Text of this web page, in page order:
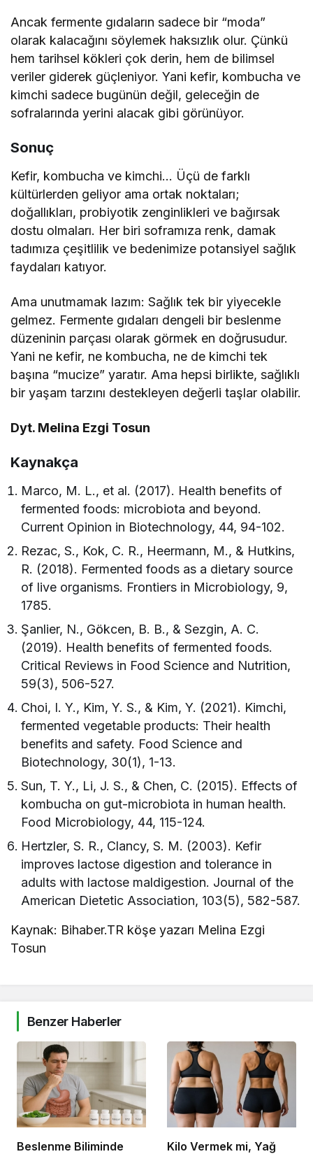
Ancak fermente gıdaların sadece bir “moda”
olarak kalacağını söylemek haksızlık olur. Çünkü
hem tarihsel kökleri çok derin, hem de bilimsel
veriler giderek güçleniyor. Yani kefir, kombucha ve
kimchi sadece bugünün değil, geleceğin de
sofralarında yerini alacak gibi görünüyor.
Sonuç
Kefir, kombucha ve kimchi… Üçü de farklı
kültürlerden geliyor ama ortak noktaları;
doğallıkları, probiyotik zenginlikleri ve bağırsak
dostu olmaları. Her biri soframıza renk, damak
tadımıza çeşitlilik ve bedenimize potansiyel sağlık
faydaları katıyor.
Ama unutmamak lazım: Sağlık tek bir yiyecekle
gelmez. Fermente gıdaları dengeli bir beslenme
düzeninin parçası olarak görmek en doğrusudur.
Yani ne kefir, ne kombucha, ne de kimchi tek
başına “mucize” yaratır. Ama hepsi birlikte, sağlıklı
bir yaşam tarzını destekleyen değerli taşlar olabilir.
Dyt. Melina Ezgi Tosun
Kaynakça
Marco, M. L., et al. (2017). Health benefits of
fermented foods: microbiota and beyond.
Current Opinion in Biotechnology, 44, 94-102.
Rezac, S., Kok, C. R., Heermann, M., & Hutkins,
R. (2018). Fermented foods as a dietary source
of live organisms. Frontiers in Microbiology, 9,
1785.
Şanlier, N., Gökcen, B. B., & Sezgin, A. C.
(2019). Health benefits of fermented foods.
Critical Reviews in Food Science and Nutrition,
59(3), 506-527.
Choi, I. Y., Kim, Y. S., & Kim, Y. (2021). Kimchi,
fermented vegetable products: Their health
benefits and safety. Food Science and
Biotechnology, 30(1), 1-13.
Sun, T. Y., Li, J. S., & Chen, C. (2015). Effects of
kombucha on gut-microbiota in human health.
Food Microbiology, 44, 115-124.
Hertzler, S. R., Clancy, S. M. (2003). Kefir
improves lactose digestion and tolerance in
adults with lactose maldigestion. Journal of the
American Dietetic Association, 103(5), 582-587.
Kaynak: Bihaber.TR köşe yazarı Melina Ezgi
Tosun
Benzer Haberler
Beslenme Biliminde
Kilo Vermek mi, Yağ